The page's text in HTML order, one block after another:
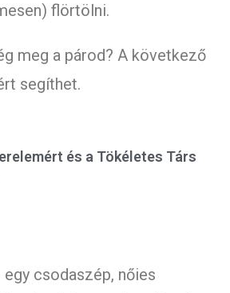
flörtölni.
meg a párod? A következő
segíthet.
és a Tökéletes Társ
egy csodaszép, nőies